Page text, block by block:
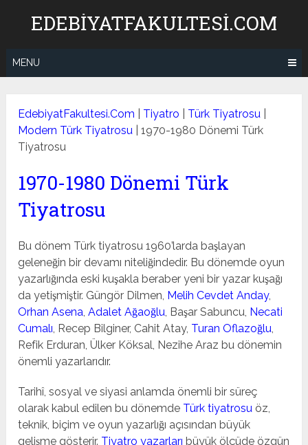
EDEBIYATFAKULTESI.COM
MENU
EdebiyatFakultesi.Com Tiyatro Türk Tiyatrosu
Modern Türk Tiyatrosu |1970-1980 Dönemi Türk
Tiyatrosu
1970-1980 Dönemi Türk
Tiyatrosu
Bu dönem Türk tiyatrosu 1960’larda başlayan
geleneğin bir devamı niteliğindedir. Bu dönemde oyun
yazarlığında eski kuşakla beraber yeni bir yazar kuşağı
da yetişmiştir. Güngör Dilmen, Melih Cevdet Anday,
Orhan Asena,Adalet Ağaoğlu, Başar Sabuncu, Necati
Cumalı, Recep Bilginer, Cahit Atay, Turan Oflazoğlu,
Refik Erduran, Ülker Köksal, Nezihe Araz bu dönemin
önemli yazarlarıdır.
Tarihî, sosyal ve siyasi anlamda önemli bir süreç
olarak kabul edilen bu dönemde Türk tiyatrosu öz,
teknik, biçim ve oyun yazarlığı açısından büyük
gelişme gösterir. Tiyatro yazarları büyük ölçüde özgün